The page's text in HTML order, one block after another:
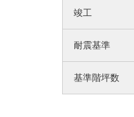
竣工
耐震基準
基準階坪数